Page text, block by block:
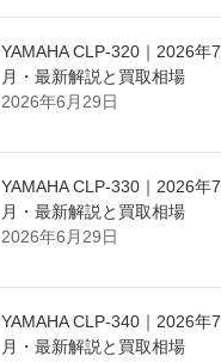
YAMAHA CLP-320｜2026年7
月・最新解説と買取相場
2026年6月29日
YAMAHA CLP-330｜2026年7
月・最新解説と買取相場
2026年6月29日
YAMAHA CLP-340｜2026年7
月・最新解説と買取相場